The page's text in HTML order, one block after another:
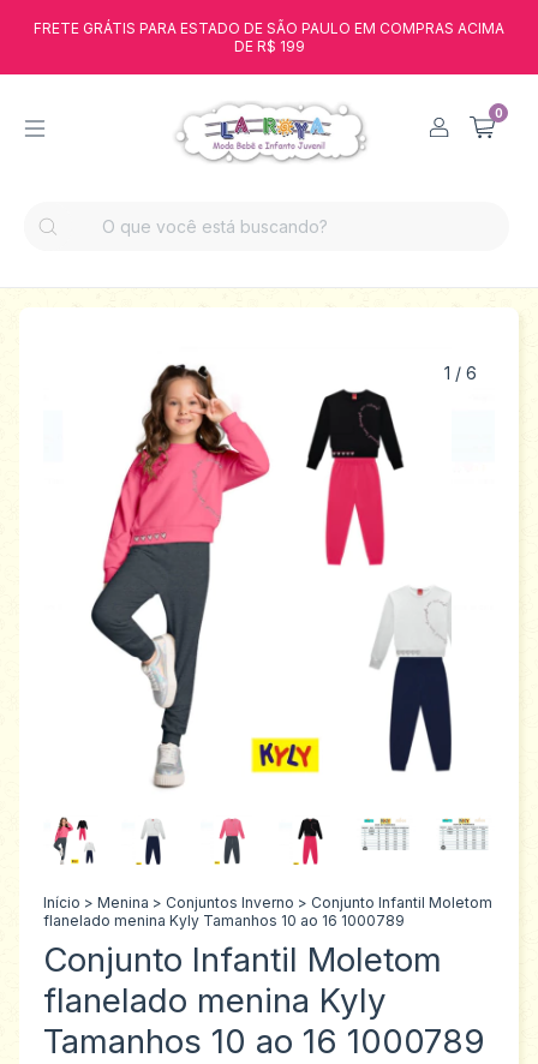
FRETE GRÁTIS PARA ESTADO DE SÃO PAULO EM COMPRAS ACIMA
DE R$ 199
0
1 / 6
Início > Menina > Conjuntos Inverno > Conjunto Infantil Moletom
flanelado menina Kyly Tamanhos 10 ao 16 1000789
Conjunto Infantil Moletom
flanelado menina Kyly
Tamanhos 10 ao 16 1000789